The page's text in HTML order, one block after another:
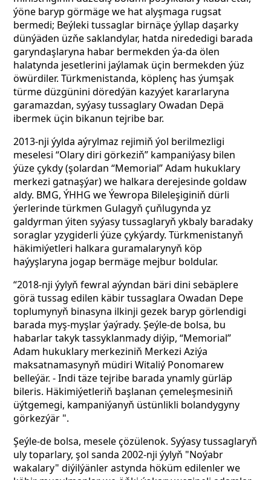
ýöne baryp görmäge we hat alyşmaga rugsat
bermedi; Beýleki tussaglar birnäçe ýyllap daşarky
dünýäden üzňe saklandylar, hatda nirededigi barada
garyndaşlaryna habar bermekden ýa-da ölen
halatynda jesetlerini jaýlamak üçin bermekden ýüz
öwürdiler. Türkmenistanda, köplenç has ýumşak
türme düzgünini döredýän kazyýet kararlaryna
garamazdan, syýasy tussaglary Owadan Depä
ibermek üçin bikanun tejribe bar.
2013-nji ýylda aýrylmaz rejimiň ýol berilmezligi
meselesi “Olary diri görkeziň” kampaniýasy bilen
ýüze çykdy(şolardan “Memorial” Adam hukuklary
merkezi gatnaşýar) we halkara derejesinde goldaw
aldy. BMG, ÝHHG we Ýewropa Bileleşiginiň dürli
ýerlerinde türkmen Gulagyň çuňlugynda yz
galdyrman ýiten syýasy tussaglaryň ykbaly baradaky
soraglar yzygiderli ýüze çykýardy. Türkmenistanyň
häkimiýetleri halkara guramalarynyň köp
haýyşlaryna jogap bermäge mejbur boldular.
“2018-nji ýylyň fewral aýyndan bäri dini sebäplere
görä tussag edilen käbir tussaglara Owadan Depe
toplumynyň binasyna ilkinji gezek baryp görlendigi
barada myş-myşlar ýaýrady. Şeýle-de bolsa, bu
habarlar takyk tassyklanmady diýip, “Memorial”
Adam hukuklary merkeziniň Merkezi Aziýa
maksatnamasynyň müdiri Witaliý Ponomarew
belleýär. - Indi täze tejribe barada ynamly gürläp
bileris. Häkimiýetleriň başlanan çemeleşmesiniň
üýtgemegi, kampaniýanyň üstünlikli bolandygyny
görkezýär ".
Şeýle-de bolsa, mesele çözülenok. Syýasy tussaglaryň
uly toparlary, şol sanda 2002-nji ýylyň "Noýabr
wakalary" diýilýänler astynda höküm edilenler we